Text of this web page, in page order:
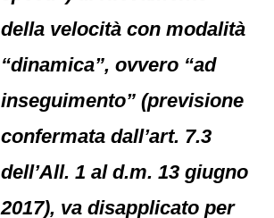
della velocità con modalità
“dinamica”, ovvero “ad
inseguimento” (previsione
confermata dall’art. 7.3
dell’All. 1 al d.m. 13 giugno
2017), va disapplicato per